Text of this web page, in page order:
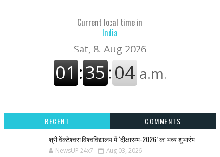
Current local time in
India
RECENT
COMMENTS
श्री वेंक्टेश्वरा विश्वविद्यालय में ‘दीक्षारम्भ-2026’ का भव्य शुभारंभ
NewsUP 24x7 Aug 03, 2026